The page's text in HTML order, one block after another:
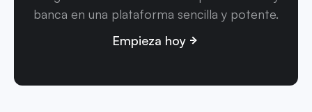
banca en una plataforma sencilla y potente.
Empieza hoy